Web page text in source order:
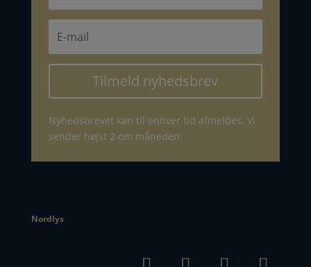
Tilmeld nyhedsbrev
Nyhedsbrevet kan til enhver tid afmeldes. Vi
sender højst 2 om måneden.
Nordlys